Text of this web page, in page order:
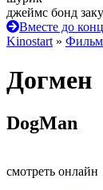
джеймс бонд
Вместе до
Kinostart »
Догмен
DogMan
смотреть онлайн